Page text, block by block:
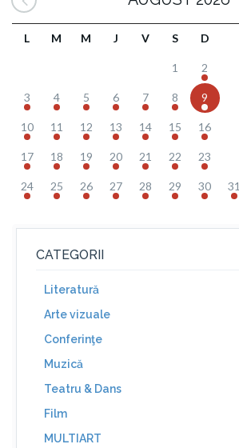
L M M J V S D
1 2
3 4 5 6 7 8 9
10 11 12 13 14 15 16
17 18 19 20 21 22 23
24 25 26 27 28 29 30 31
CATEGORII
Literatură
Arte vizuale
Conferinţe
Muzică
Teatru & Dans
Film
MULTIART